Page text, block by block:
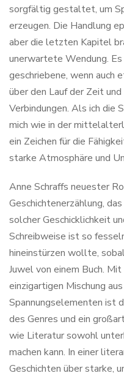
sorgfältig gestaltet, um
erzeugen. Die Handlung
aber die letzten Kapitel
unerwartete Wendung.
geschriebene, wenn auch
über den Lauf der Zeit
Verbindungen. Als ich die
mich wie in der
ein Zeichen für die
starke Atmosphäre und
Anne Schraffs neuester
Geschichtenerzählung,
solcher Geschicklichkeit
Schreibweise ist so
hineinstürzen wollte,
Juwel von einem Buch.
einzigartigen Mischung
Spannungselementen ist
des Genres und ein
wie Literatur sowohl
machen kann. In einer
Geschichten über starke,